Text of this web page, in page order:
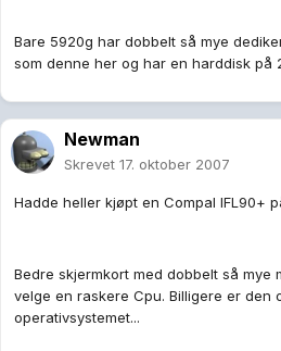
Bare 5920g har dobbelt så mye
som denne her og har en harddisk på
Newman
Skrevet 17. oktober 2007
Hadde heller kjøpt en Compal IFL90+
Bedre skjermkort med dobbelt så mye
velge en raskere Cpu. Billigere er den
operativsystemet...